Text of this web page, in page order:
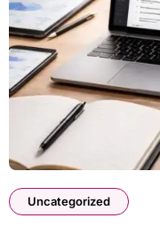
Uncategorized